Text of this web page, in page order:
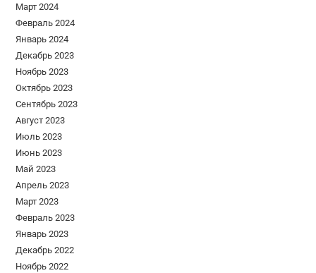
Март 2024
Февраль 2024
Январь 2024
Декабрь 2023
Ноябрь 2023
Октябрь 2023
Сентябрь 2023
Август 2023
Июль 2023
Июнь 2023
Май 2023
Апрель 2023
Март 2023
Февраль 2023
Январь 2023
Декабрь 2022
Ноябрь 2022